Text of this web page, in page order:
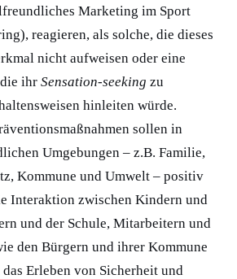
Marketing im Sport
reagieren, als solche, die dieses
nicht aufweisen oder eine
ihr Sensation-seeking zu
hinleiten würde.
sollen in
Umgebungen – z.B. Familie,
Kommune und Umwelt – positiv
Interaktion zwischen Kindern und
und der Schule, Mitarbeitern und
den Bürgern und ihrer Kommune
Erleben von Sicherheit und